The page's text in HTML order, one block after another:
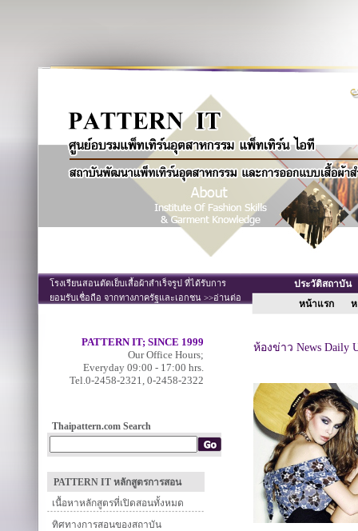
โรงเรียนสอนตัดเย็บเสื้อผ้าสำเร็จรูป ที่ได้รับการ
ยอมรับเชื่อถือ จากทางภาครัฐและเอกชน >>อ่านต่อ
ประวัติสถาบัน
หน้าแรก
ห
PATTERN IT; SINCE 1999
Our Office Hours;
Everyday 09:00 - 17:00 hrs.
Tel.0-2458-2321, 0-2458-2322
Thaipattern.com Search
PATTERN IT หลักสูตรการสอน
เนื้อหาหลักสูตรที่เปิดสอนทั้งหมด
ทิศทางการสอนของสถาบัน
ห้องข่าว News Daily